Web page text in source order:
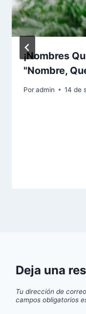
¡Nombres
"Nombre,
Poradmin 14 de
Deja una
Tu dirección de
campos obligatorios